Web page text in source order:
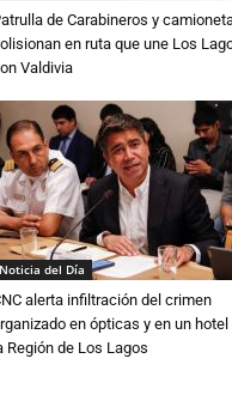
de Carabineros y
en ruta que une Los
Valdivia
Noticia del Día
alerta infiltración del crimen
en ópticas y en un hotel
Región de Los Lagos